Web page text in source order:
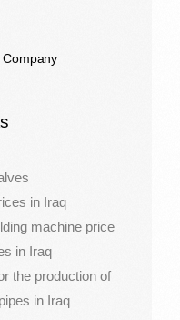
Company
in Iraq
machine price
in Iraq
the production of
in Iraq